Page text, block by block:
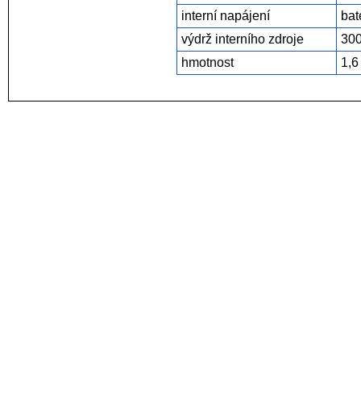
interní napájení
výdrž interního zdroje
hmotnost